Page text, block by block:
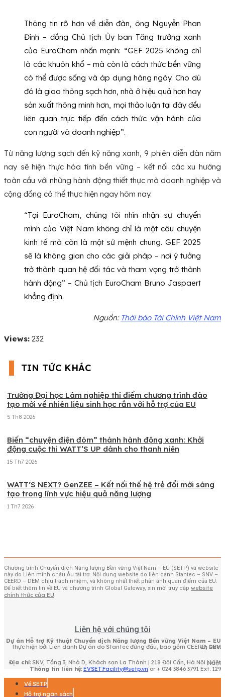
Thông tin rõ hơn về diễn đàn, ông Nguyễn Phan
Đính – đồng Chủ tịch Ủy ban Tăng trưởng xanh
của EuroCham nhấn mạnh: “GEF 2025 không chỉ
là các khuôn khổ – mà còn là cách thức bền vững
có thể được sống và áp dụng hàng ngày. Cho dù
đó là giao thông sạch hơn, nhà ở hiệu quả hơn hay
sản xuất thông minh hơn, mọi thảo luận tại đây đều
liên quan trực tiếp đến cách thức vận hành của
con người và doanh nghiệp”.
Từ năng lượng sạch đến kỹ năng xanh, 9 phiên diễn đàn năm
nay sẽ hiện thực hóa tính bền vững – kết nối các xu hướng
toàn cầu với những hành động thiết thực mà doanh nghiệp và
cộng đồng có thể thực hiện ngay hôm nay.
“Tại EuroCham, chúng tôi nhìn nhận sự chuyển
mình của Việt Nam không chỉ là một câu chuyện
kinh tế mà còn là một sứ mệnh chung. GEF 2025
sẽ là không gian cho các giải pháp – nơi ý tưởng
trở thành quan hệ đối tác và tham vọng trở thành
hành động” – Chủ tịch EuroCham Bruno Jaspaert
khẳng định.
Nguồn: Thời báo Tài Chính Việt Nam
Views: 232
TIN TỨC KHÁC
Trường Đại học Lâm nghiệp thí điểm chương trình đào
tạo mới về nhiên liệu sinh học rắn với hỗ trợ của EU
5 Th8 2026
Biến “chuyện điện đóm” thành hành động xanh: Khởi
động cuộc thi WATT’S UP dành cho thanh niên
15 Th7 2026
WATT’S NEXT? GenZEE – Kết nối thế hệ trẻ đổi mới sáng
tạo trong lĩnh vực hiệu quả năng lượng
1 Th7 2026
Chương trình Chuyển dịch Năng lượng Bền vững Việt Nam – EU (SETP) và website
này do Liên minh châu Âu tài trợ. Nội dung website do liên danh Stantec – SNV –
CEERD – DEM chịu trách nhiệm, và không nhất thiết phản ánh quan điểm của EU.
Để biết thêm tin về EU và chương trình Global Gateway, xin mời truy cập website
chính thức của EU.
Liên hệ với chúng tôi
Dự án Hỗ trợ Kỹ thuật Chuyển dịch Năng lượng Bền vững Việt Nam – EU
thực hiện bởi Liên danh Dự án do Stantec đứng đầu, bao gồm CEERD, DEM và SNV.
Địa chỉ
: SNV, Tầng 3, Nhà D, Khách sạn La Thành | 218 Đội Cấn, Hà Nội | Việt Nam
Thông tin liên hệ: EVSET.Facility@setp.vn or + 024 3846 3791 Ext. 129
Về SETP
Hỗ trợ ngân sách